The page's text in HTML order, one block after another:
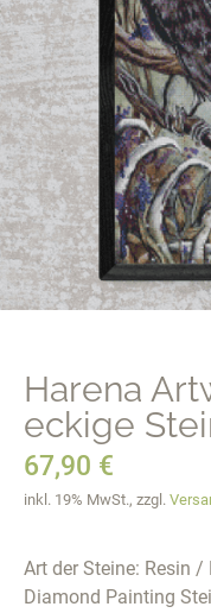
Harena
eckige
67,90 €
inkl. 19% MwSt., zzgl.
Art der Steine: Resin /
Diamond Painting